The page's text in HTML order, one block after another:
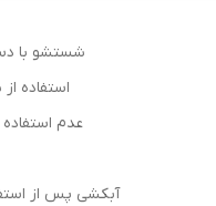
شستشو با
استفاده
عدم
آبکشی پس از